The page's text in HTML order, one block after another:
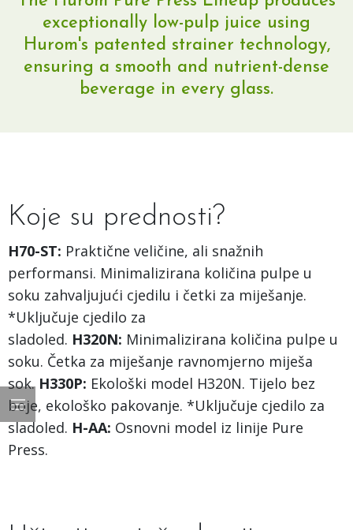
exceptionally low-pulp juice using
Hurom's patented strainer technology,
ensuring a smooth and nutrient-dense
beverage in every glass.
Koje su prednosti?
H70-ST: Praktične veličine, ali snažnih
performansi. Minimalizirana količina pulpe u
soku zahvaljujući cjedilu i četki za miješanje.
*Uključuje cjedilo za
sladoled. H320N: Minimalizirana količina pulpe u
soku. Četka za miješanje ravnomjerno miješa
sok. H330P: Ekološki model H320N. Tijelo bez
boje, ekološko pakovanje. *Uključuje cjedilo za
sladoled. H-AA: Osnovni model iz linije Pure
Press.